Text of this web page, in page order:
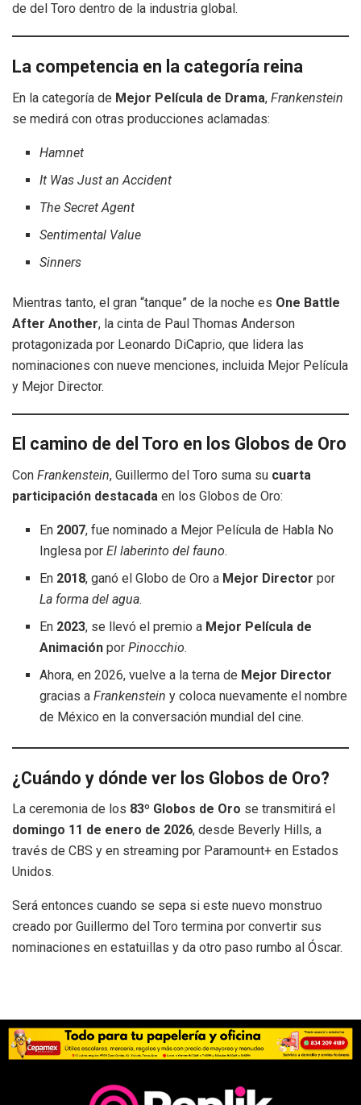
de del Toro dentro de la industria global.
La competencia en la categoría reina
En la categoría de Mejor Película de Drama, Frankenstein
se medirá con otras producciones aclamadas:
Hamnet
It Was Just an Accident
The Secret Agent
Sentimental Value
Sinners
Mientras tanto, el gran “tanque” de la noche es One Battle
After Another, la cinta de Paul Thomas Anderson
protagonizada por Leonardo DiCaprio, que lidera las
nominaciones con nueve menciones, incluida Mejor Película
y Mejor Director.
El camino de del Toro en los Globos de Oro
Con Frankenstein, Guillermo del Toro suma su cuarta
participación destacada en los Globos de Oro:
En 2007, fue nominado a Mejor Película de Habla No
Inglesa porEl laberinto del fauno.
En 2018, ganó el Globo de Oro a Mejor Director por
La forma del agua.
En 2023, se llevó el premio a Mejor Película de
Animación porPinocchio.
Ahora, en 2026, vuelve a la terna de Mejor Director
gracias aFrankenstein y coloca nuevamente el nombre
de México en la conversación mundial del cine.
¿Cuándo y dónde ver los Globos de Oro?
La ceremonia de los 83º Globos de Oro se transmitirá el
domingo 11 de enero de 2026, desde Beverly Hills, a
través de CBS y en streaming por Paramount+ en Estados
Unidos.
Será entonces cuando se sepa si este nuevo monstruo
creado por Guillermo del Toro termina por convertir sus
nominaciones en estatuillas y da otro paso rumbo al Óscar.